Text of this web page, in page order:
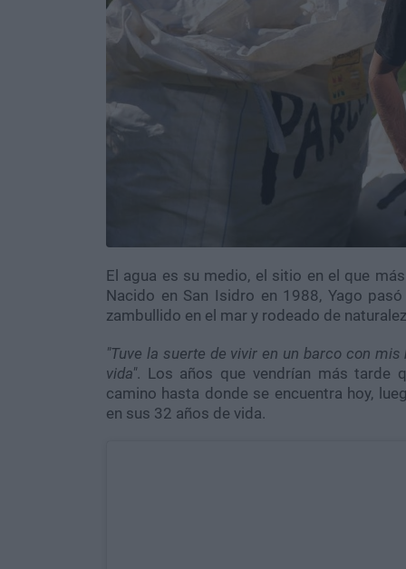
El agua es su medio, el sitio en el que
Nacido en San Isidro en 1988, Yago
zambullido en el mar y rodeado de
"Tuve la suerte de vivir en un barco con
vida". Los años que vendrían más tarde
camino hasta donde se encuentra hoy,
en sus 32 años de vida.